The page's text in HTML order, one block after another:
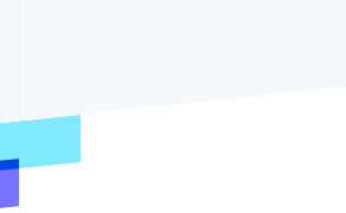
CO₂-Entnahme
Identity